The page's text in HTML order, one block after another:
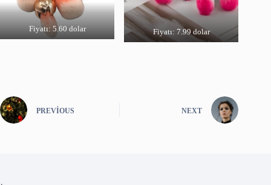
Fiyatı: 5.60 dolar Fiyatı: 7.99 dolar
PREVIOUS NEXT